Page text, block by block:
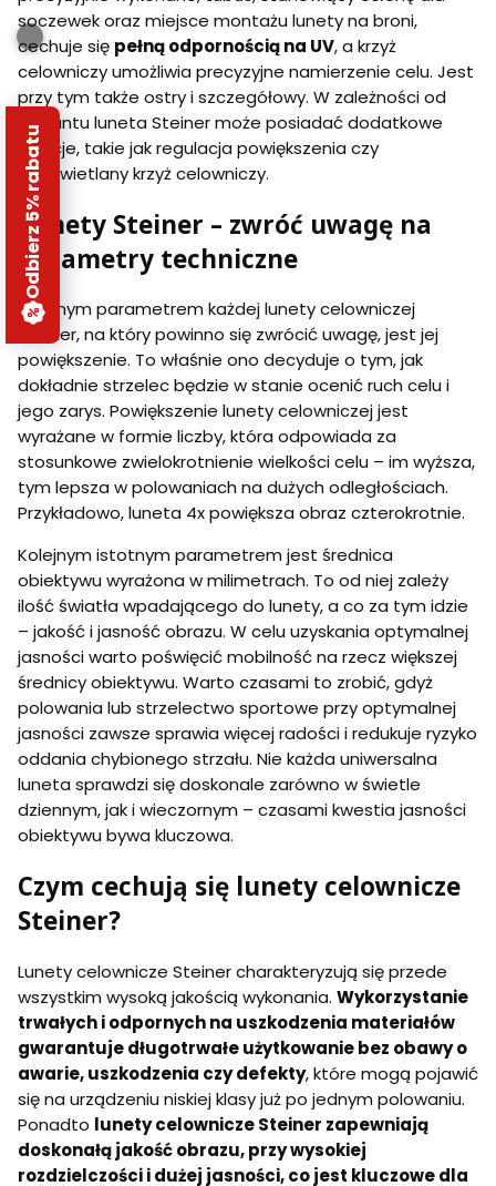
soczewek oraz miejsce montażu lunety na broni,
cechuje się pełną odpornością na UV, a krzyż
celowniczy umożliwia precyzyjne namierzenie celu. Jest
przy tym także ostry i szczegółowy. W zależności od
wariantu luneta Steiner może posiadać dodatkowe
funkcje, takie jak regulacja powiększenia czy
podświetlany krzyż celowniczy.
Lunety Steiner – zwróć uwagę na
parametry techniczne
Istotnym parametrem każdej lunety celowniczej
Steiner, na który powinno się zwrócić uwagę, jest jej
powiększenie. To właśnie ono decyduje o tym, jak
dokładnie strzelec będzie w stanie ocenić ruch celu i
jego zarys. Powiększenie lunety celowniczej jest
wyrażane w formie liczby, która odpowiada za
stosunkowe zwielokrotnienie wielkości celu – im wyższa,
tym lepsza w polowaniach na dużych odległościach.
Przykładowo, luneta 4x powiększa obraz czterokrotnie.
Kolejnym istotnym parametrem jest średnica
obiektywu wyrażona w milimetrach. To od niej zależy
ilość światła wpadającego do lunety, a co za tym idzie
– jakość i jasność obrazu. W celu uzyskania optymalnej
jasności warto poświęcić mobilność na rzecz większej
średnicy obiektywu. Warto czasami to zrobić, gdyż
polowania lub strzelectwo sportowe przy optymalnej
jasności zawsze sprawia więcej radości i redukuje ryzyko
oddania chybionego strzału. Nie każda uniwersalna
luneta sprawdzi się doskonale zarówno w świetle
dziennym, jak i wieczornym – czasami kwestia jasności
obiektywu bywa kluczowa.
Czym cechują się lunety celownicze
Steiner?
Lunety celownicze Steiner charakteryzują się przede
wszystkim wysoką jakością wykonania. Wykorzystanie
trwałych i odpornych na uszkodzenia materiałów
gwarantuje długotrwałe użytkowanie bez obawy o
awarie, uszkodzenia czy defekty, które mogą pojawić
się na urządzeniu niskiej klasy już po jednym polowaniu.
Ponadto lunety celownicze Steiner zapewniają
doskonałą jakość obrazu, przy wysokiej
rozdzielczości i dużej jasności, co jest kluczowe dla
Odbierz 5% rabatu